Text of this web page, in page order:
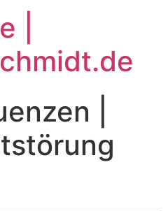
|
|